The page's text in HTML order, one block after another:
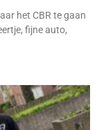
het CBR te gaan
fijne auto,